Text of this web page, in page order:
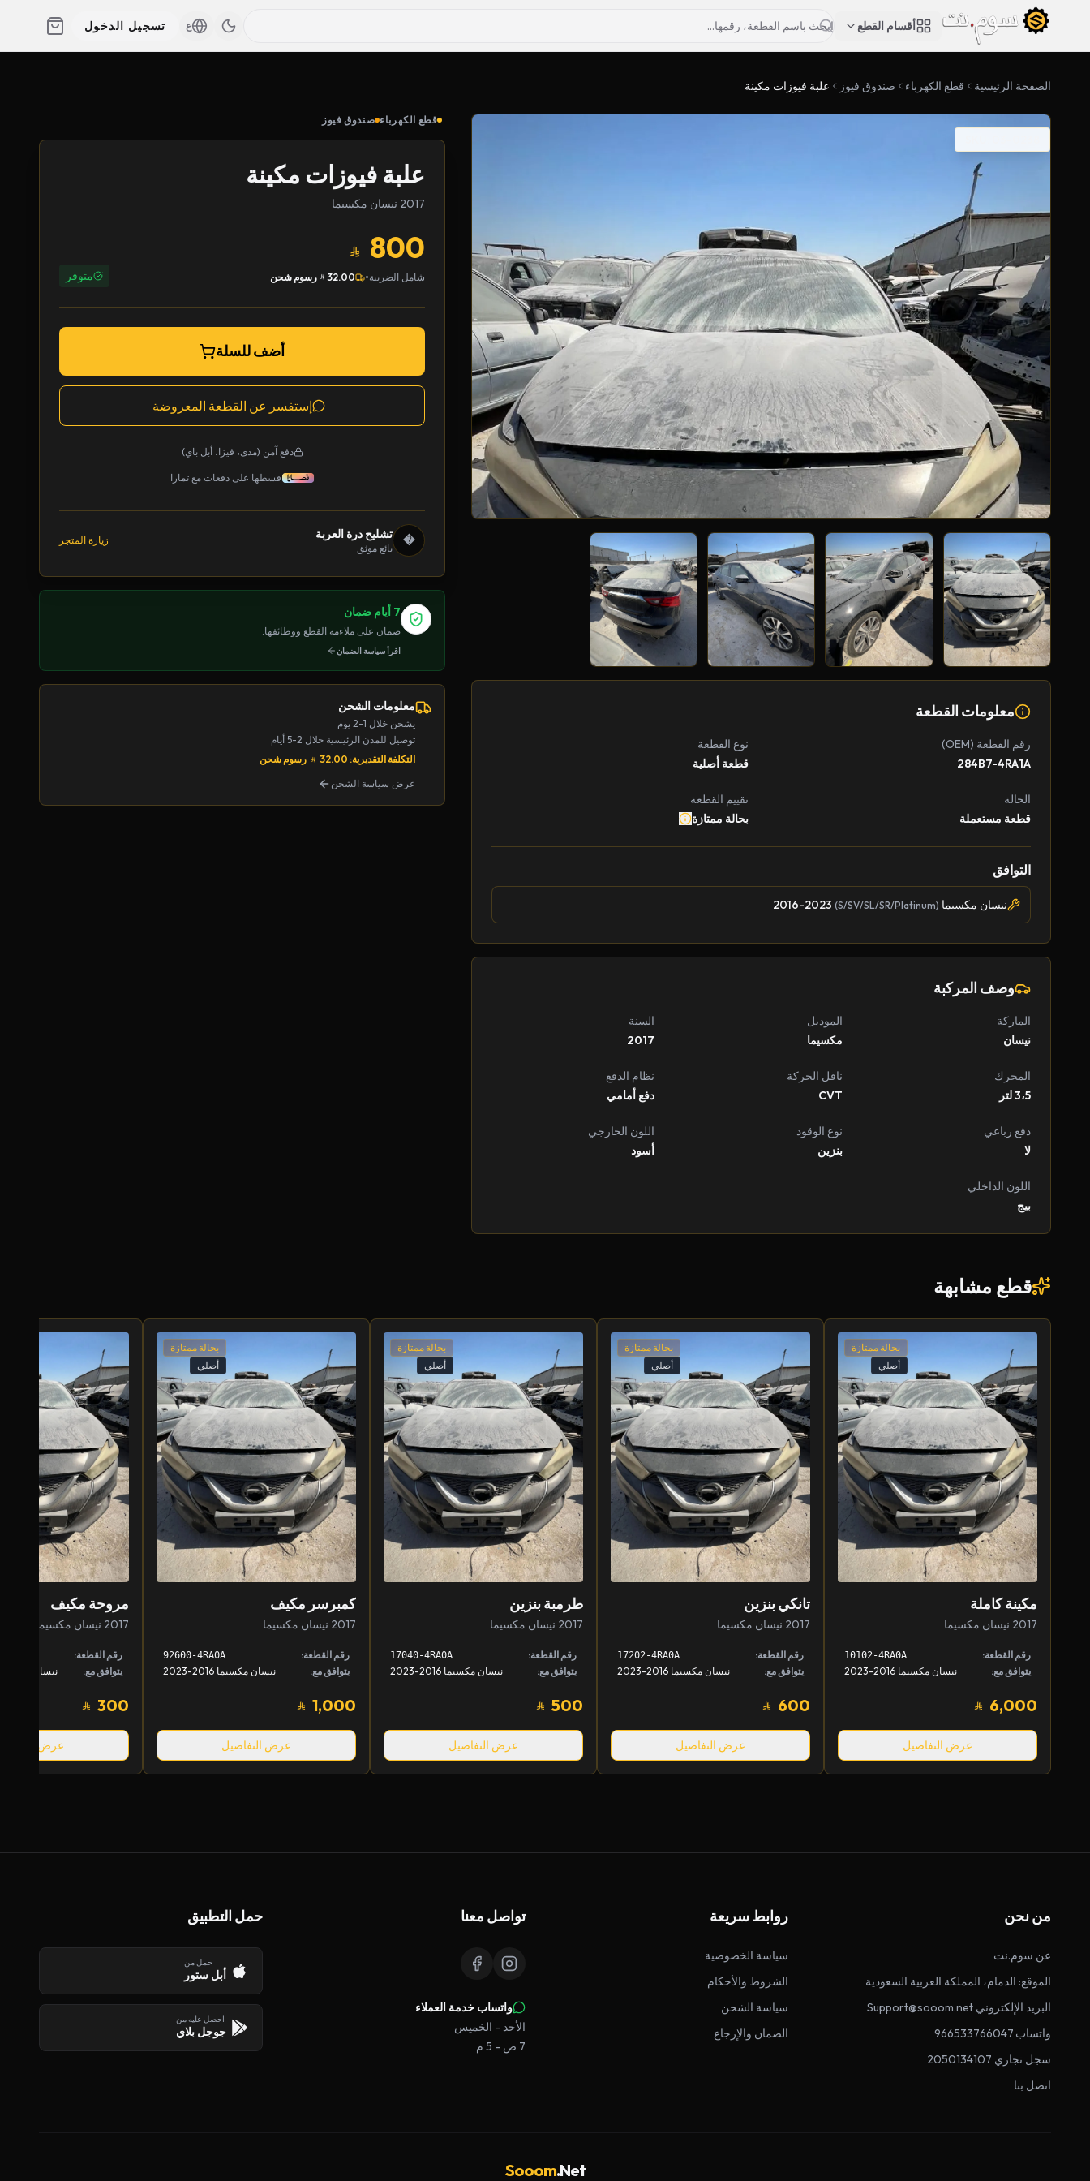
أقسام القطع ع تسجيل الدخول
الصفحة الرئيسية قطع الكهرباء صندوق فيوز علبة فيوزات مكينة
معلومات القطعة
رقم القطعة (OEM)
284B7-4RA1A
نوع القطعة
قطعة أصلية
الحالة
قطعة مستعملة
تقييم القطعة
بحالة ممتازة
التوافق
نيسان مكسيما (S/SV/SL/SR/Platinum)
وصف المركبة
الماركة
نيسان
الموديل
مكسيما
السنة
2017
المحرك
3،5 لتر
ناقل الحركة
CVT
نظام الدفع
دفع أمامي
دفع رباعي
لا
نوع الوقود
بنزين
اللون الخارجي
أسود
اللون الداخلي
بيج
قطع الكهرباء صندوق فيوز
علبة فيوزات مكينة
2017 نيسان مكسيما
800
شامل الضريبة•
32.00 رسوم شحن متوفر
أضف للسلة
إستفسر عن القطعة المعروضة
دفع آمن (مدى، فيزا، أبل باي)
قسطها على دفعات مع تمارا
� تشليح درة العربة
بائع موثق
زيارة المتجر
7 أيام ضمان
ضمان على ملاءمة القطع ووظائفها.
اقرأ سياسة الضمان
معلومات الشحن
يشحن خلال 1-2 يوم
توصيل للمدن الرئيسية خلال 2-5 أيام
التكلفة التقديرية: 32.00
رسوم شحن
عرض سياسة الشحن
قطع مشابهة
بحالة ممتازة
أصلي
مكينة كاملة
2017 نيسان مكسيما
رقم القطعة: 10102-4RA0A
يتوافق مع: نيسان مكسيما 2016-2023
6,000
عرض التفاصيل
بحالة ممتازة
أصلي
تانكي بنزين
2017 نيسان مكسيما
رقم القطعة: 17202-4RA0A
يتوافق مع: نيسان مكسيما 2016-2023
600
عرض التفاصيل
بحالة ممتازة
أصلي
طرمبة بنزين
2017 نيسان مكسيما
رقم القطعة: 17040-4RA0A
يتوافق مع: نيسان مكسيما 2016-2023
500
عرض التفاصيل
بحالة ممتازة
أصلي
كمبرسر مكيف
2017 نيسان مكسيما
رقم القطعة: 92600-4RA0A
يتوافق مع: نيسان مكسيما 2016-2023
1,000
عرض التفاصيل
مروحة مكيف
2017 نيسان مكسيما
رقم القطعة:
يتوافق مع:
300
عرض
من نحن
عن سوم.نت
الموقع: الدمام، المملكة العربية السعودية
البريد الإلكتروني Support@sooom.net
واتساب 966533766047
سجل تجاري 2050134107
اتصل بنا
روابط سريعة
سياسة الخصوصية
الشروط والأحكام
سياسة الشحن
الضمان والإرجاع
تواصل معنا
واتساب خدمة العملاء
الأحد - الخميس
7 ص - 5 م
حمل التطبيق
حمل من
أبل ستور
احصل عليه من
جوجل بلاي
Sooom.Net